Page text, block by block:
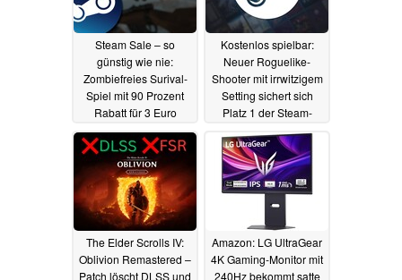
Steam Sale – so
günstig wie nie:
Zombiefreies Surival-
Spiel mit 90 Prozent
Rabatt für 3 Euro
erhältlich26.04.2025
Kostenlos spielbar:
Neuer Roguelike-
Shooter mit irrwitzigem
Setting sichert sich
Platz 1 der Steam-
The Elder Scrolls IV:
Oblivion Remastered –
Patch löscht DLSS und
Amazon: LG UltraGear
4K Gaming-Monitor mit
240Hz bekommt satte